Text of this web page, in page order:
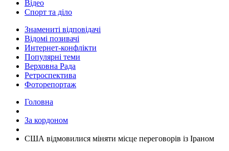
Відео
Спорт та діло
Знамениті відповідачі
Відомі позивачі
Интернет-конфлікти
Популярні теми
Верховна Рада
Ретроспектива
Фоторепортаж
Головна
За кордоном
​США відмовилися міняти місце переговорів із Іраном